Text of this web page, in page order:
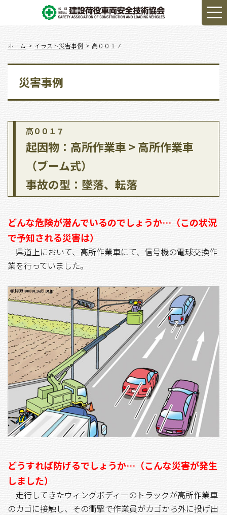
ホーム イラスト災害事例 高００１７
災害事例
高００１７
起因物：高所作業車 > 高所作業車
（ブーム式）
事故の型：墜落、転落
どんな危険が潜んでいるのでしょうか…（この状況
で予知される災害は）
県道上において、高所作業車にて、信号機の電球交換作
業を行っていました。
どうすれば防げるでしょうか…（こんな災害が発生
しました）
走行してきたウィングボディーのトラックが高所作業車
のカゴに接触し、その衝撃で作業員がカゴから外に投げ出